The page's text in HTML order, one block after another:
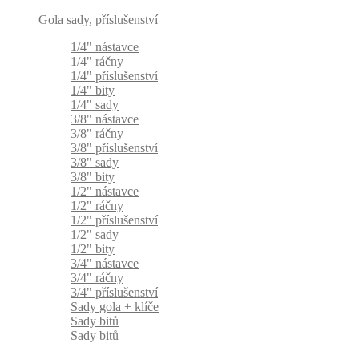
Gola sady, příslušenství
1/4" nástavce
1/4" ráčny
1/4" příslušenství
1/4" bity
1/4" sady
3/8" nástavce
3/8" ráčny
3/8" příslušenství
3/8" sady
3/8" bity
1/2" nástavce
1/2" ráčny
1/2" příslušenství
1/2" sady
1/2" bity
3/4" nástavce
3/4" ráčny
3/4" příslušenství
Sady gola + klíče
Sady bitů
Sady bitů